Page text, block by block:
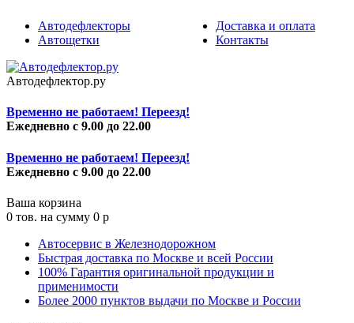
Автодефлекторы
Автощетки
Доставка и оплата
Контакты
Автодефлектор.ру
Временно не работаем! Переезд!
Ежедневно с 9.00 до 22.00
Временно не работаем! Переезд!
Ежедневно с 9.00 до 22.00
Ваша корзина
0 тов. на сумму 0 p
Автосервис в Железнодорожном
Быстрая доставка по Москве и всей России
100% Гарантия оригинальной продукции и
применимости
Более 2000 пунктов выдачи по Москве и России